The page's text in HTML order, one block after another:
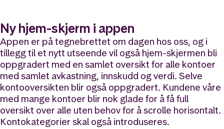
Ny hjem-skjerm i appen
Appen er på tegnebrettet om dagen hos oss, og i
tillegg til et nytt utseende vil også hjem-skjermen bli
oppgradert med en samlet oversikt for alle kontoer
med samlet avkastning, innskudd og verdi. Selve
kontooversikten blir også oppgradert. Kundene våre
med mange kontoer blir nok glade for å få full
oversikt over alle uten behov for å scrolle horisontalt.
Kontokategorier skal også introduseres.